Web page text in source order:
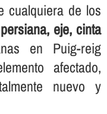
cualquiera de los
persiana, eje, cinta
en Puig-reig
afectado,
nuevo y